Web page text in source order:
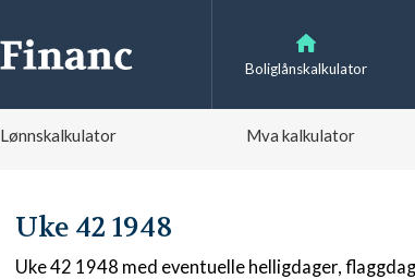
Boliglånskalkulator
Lønnskalkulator Mva kalkulator
Uke 42 1948
Uke 42 1948 med eventuelle helligdager,